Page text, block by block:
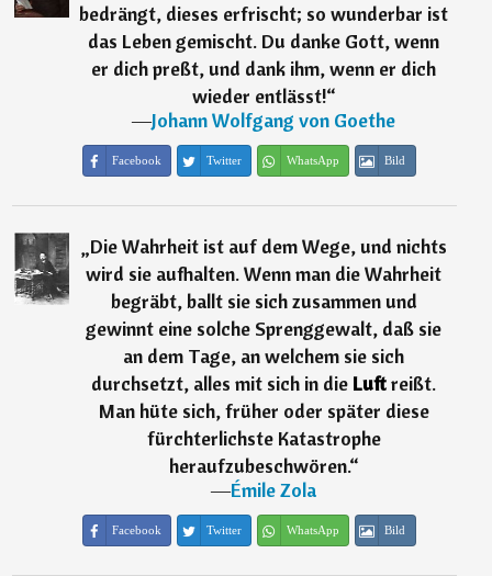
bedrängt, dieses erfrischt; so wunderbar ist
das Leben gemischt. Du danke Gott, wenn
er dich preßt, und dank ihm, wenn er dich
wieder entlässt!“
―Johann Wolfgang von Goethe
Facebook Twitter WhatsApp Bild
„Die Wahrheit ist auf dem Wege, und nichts
wird sie aufhalten. Wenn man die Wahrheit
begräbt, ballt sie sich zusammen und
gewinnt eine solche Sprenggewalt, daß sie
an dem Tage, an welchem sie sich
durchsetzt, alles mit sich in die Luftreißt.
Man hüte sich, früher oder später diese
fürchterlichste Katastrophe
heraufzubeschwören.“
―Émile Zola
Facebook Twitter WhatsApp Bild